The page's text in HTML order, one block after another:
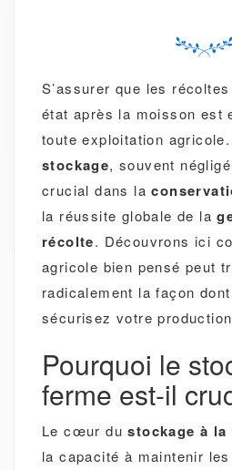
S’assurer que les
état après la moisson est
toute exploitation
stockage, souvent
crucial dans la
la réussite globale de la
récolte. Découvrons ici
agricole bien pensé peut
radicalement la façon
sécurisez votre
Pourquoi le
ferme est-il
Le cœur dustockage à la
la capacité à maintenir